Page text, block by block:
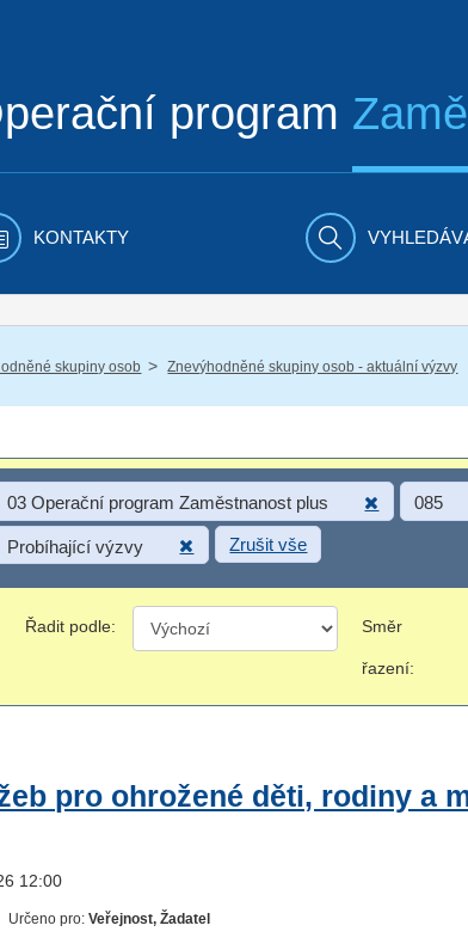
program
KONTAKTY
skupiny osob / Znevýhodněné skupiny osob - aktuální výzvy
03 Operační program Zaměstnanost plus 085
Probíhající výzvy Zrušit vše
Řadit podle: Směr
řazení:
pro ohrožené děti, rodiny a
12:00
Určeno pro:Veřejnost, Žadatel